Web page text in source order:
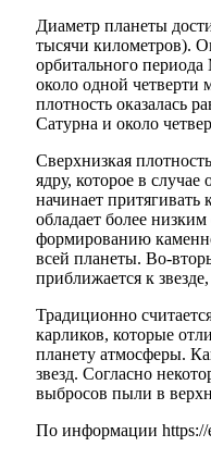
Диаметр планеты
тысячи километров).
орбитального
около одной четверти
плотность оказалась
Сатурна и около
Сверхнизкая
ядру, которое в
начинает притягивать
обладает более
формированию
всей планеты. Во-
приближается к
Традиционно
карликов, которые
планету атмосферы.
звезд. Согласно
выбросов пыли в
По информации https://